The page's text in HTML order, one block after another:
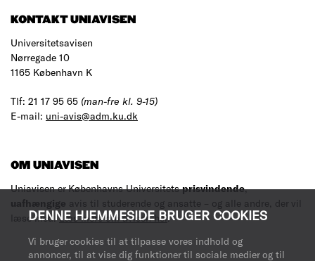
DENNE HJEMMESIDE BRUGER COOKIES
Vi bruger cookies til at tilpasse vores indhold og
annoncer, til at vise dig funktioner til sociale medier og til
KONTAKT UNIAVISEN
Universitetsavisen
Nørregade 10
1165 København K
Tlf: 21 17 95 65 (man-fre kl. 9-15)
E-mail: uni-avis@adm.ku.dk
OM UNIAVISEN
Uniavisen er Københavns Universitetsprisvindende,
uafhængige avis til studerende og ansatte – og alle andre, der vil
læse med.Læs mere om avisen her.